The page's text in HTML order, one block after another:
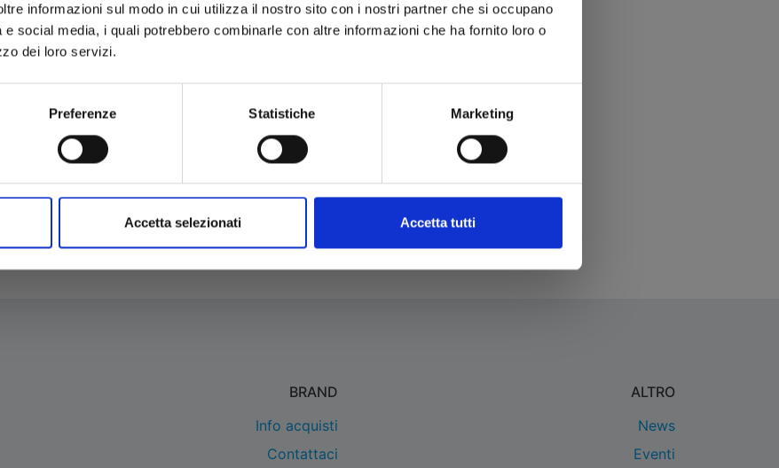
informazioni sul modo in cui utilizza il nostro sito con i nostri partner che si occupano
social media, i quali potrebbero combinarle con altre informazioni che ha fornito loro o
dei loro servizi.
Preferenze Statistiche Marketing
Accetta selezionati Accetta tutti
BRAND
Info acquisti
Contattaci
ALTRO
News
Eventi